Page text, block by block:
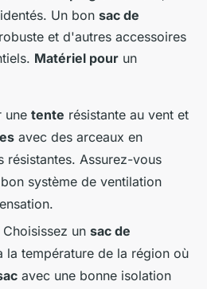
Un bon sac de
robuste et d'autres accessoires
Matériel pour un
une tente résistante au vent et
avec des arceaux en
résistantes. Assurez-vous
système de ventilation
Choisissez un sac de
la température de la région où
avec une bonne isolation